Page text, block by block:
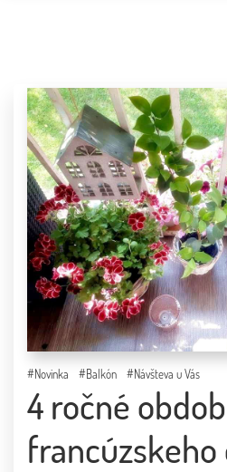
BLOG
O MNE
KONTAKT
PARTNERI
#Novinka #Balkón #Návšteva u Vás
4 ročné
francúzskeho